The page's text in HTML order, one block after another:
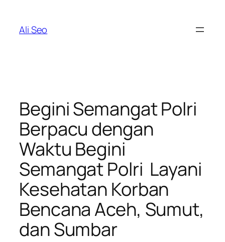
content
Ali Seo
Begini Semangat Polri
Berpacu dengan
Waktu Begini
Semangat Polri Layani
Kesehatan Korban
Bencana Aceh, Sumut,
dan Sumbar